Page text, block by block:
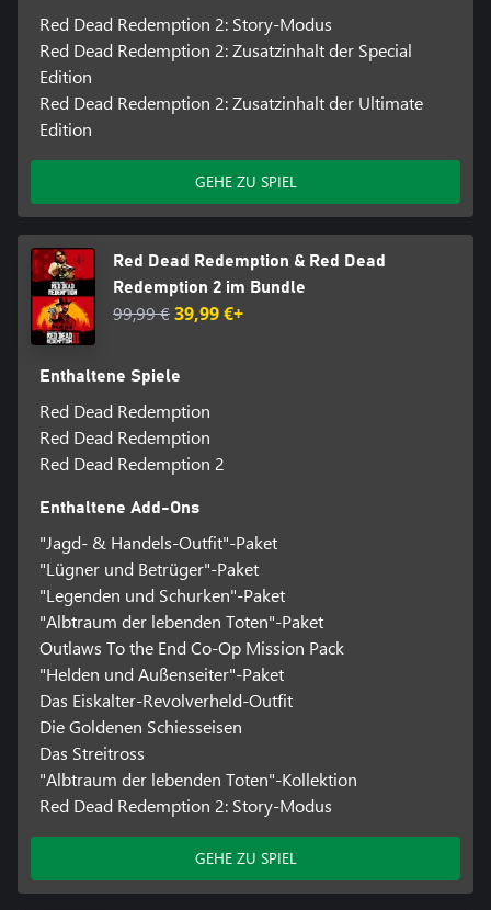
Red Dead Redemption 2: Story-Modus
Red Dead Redemption 2: Zusatzinhalt der Special
Edition
Red Dead Redemption 2: Zusatzinhalt der Ultimate
Edition
GEHE ZU SPIEL
Red Dead Redemption & Red Dead
Redemption 2 im Bundle
99,99 €39,99 €+
Enthaltene Spiele
Red Dead Redemption
Red Dead Redemption
Red Dead Redemption 2
Enthaltene Add-Ons
"Jagd- & Handels-Outfit"-Paket
"Lügner und Betrüger"-Paket
"Legenden und Schurken"-Paket
"Albtraum der lebenden Toten"-Paket
Outlaws To the End Co-Op Mission Pack
"Helden und Außenseiter"-Paket
Das Eiskalter-Revolverheld-Outfit
Die Goldenen Schiesseisen
Das Streitross
"Albtraum der lebenden Toten"-Kollektion
Red Dead Redemption 2: Story-Modus
GEHE ZU SPIEL